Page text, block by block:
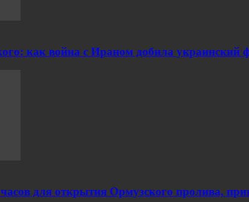
как война с Ираном добила украинский
для открытия Ормузского пролива,